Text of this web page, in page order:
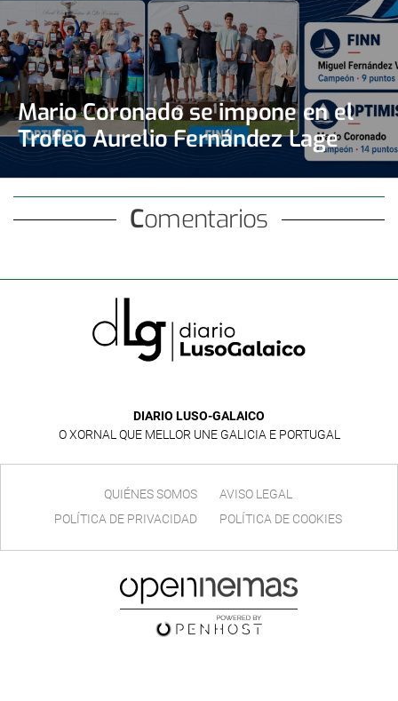
Mario Coronado se impone en el
Trofeo Aurelio Fernández Lage
Comentarios
DIARIO LUSO-GALAICO
O XORNAL QUE MELLOR UNE GALICIA E PORTUGAL
QUIÉNES SOMOS
AVISO LEGAL
POLÍTICA DE PRIVACIDAD
POLÍTICA DE COOKIES